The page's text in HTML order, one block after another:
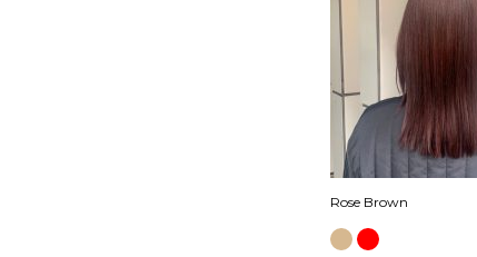
Rose Brown